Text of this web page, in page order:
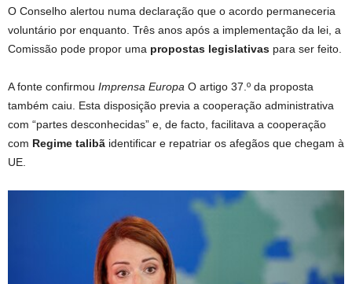
O Conselho alertou numa declaração que o acordo permaneceria
voluntário por enquanto. Três anos após a implementação da lei, a
Comissão pode propor uma propostas legislativas para ser feito.
A fonte confirmou Imprensa Europa O artigo 37.º da proposta
também caiu. Esta disposição previa a cooperação administrativa
com “partes desconhecidas” e, de facto, facilitava a cooperação
com Regime talibã identificar e repatriar os afegãos que chegam à
UE.